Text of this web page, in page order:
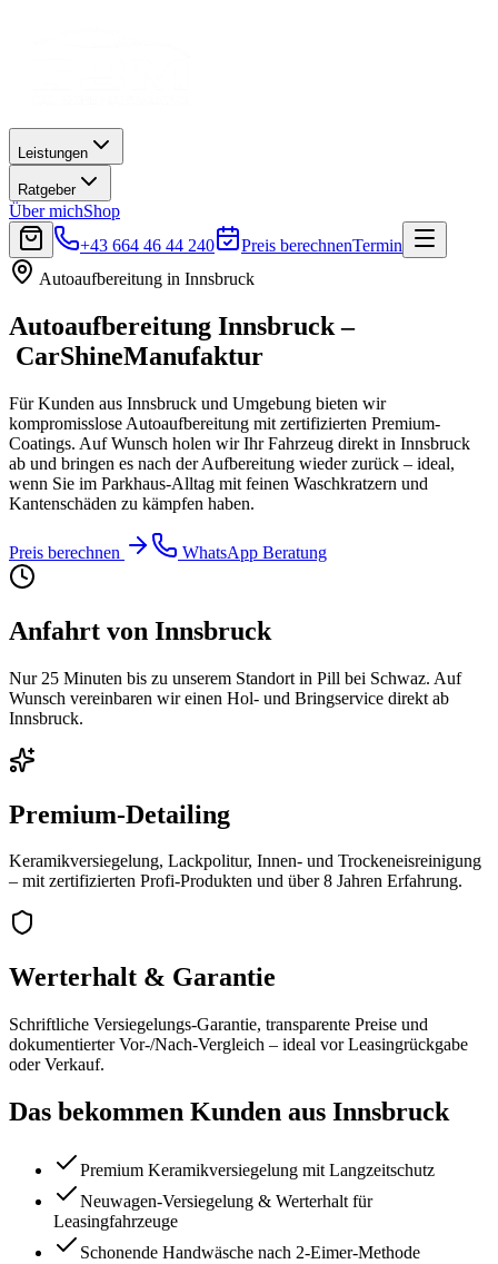
Leistungen
Ratgeber
Über michShop
+43 664 46 44 240
Preis berechnenTermin
Autoaufbereitung in Innsbruck
Autoaufbereitung Innsbruck –
CarShineManufaktur
Für Kunden aus Innsbruck und Umgebung bieten wir
kompromisslose Autoaufbereitung mit zertifizierten Premium-
Coatings. Auf Wunsch holen wir Ihr Fahrzeug direkt in Innsbruck
ab und bringen es nach der Aufbereitung wieder zurück – ideal,
wenn Sie im Parkhaus-Alltag mit feinen Waschkratzern und
Kantenschäden zu kämpfen haben.
Preis berechnen WhatsApp Beratung
Anfahrt von Innsbruck
Nur 25 Minuten bis zu unserem Standort in Pill bei Schwaz. Auf
Wunsch vereinbaren wir einen Hol- und Bringservice direkt ab
Innsbruck.
Premium-Detailing
Keramikversiegelung, Lackpolitur, Innen- und Trockeneisreinigung
– mit zertifizierten Profi-Produkten und über8 Jahren Erfahrung.
Werterhalt & Garantie
Schriftliche Versiegelungs-Garantie, transparente Preise und
dokumentierter Vor-/Nach-Vergleich – ideal vor Leasingrückgabe
oder Verkauf.
Das bekommen Kunden aus Innsbruck
Premium Keramikversiegelung mit Langzeitschutz
Neuwagen-Versiegelung & Werterhalt für
Leasingfahrzeuge
Schonende Handwäsche nach 2-Eimer-Methode